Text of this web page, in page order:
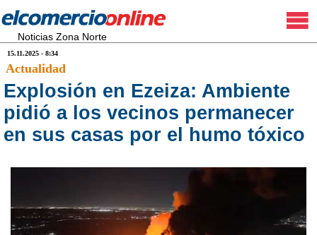
Noticias Zona Norte
15.11.2025 - 8:34
Actualidad
Explosión en Ezeiza: Ambiente
pidió a los vecinos permanecer
en sus casas por el humo tóxico